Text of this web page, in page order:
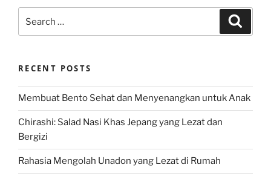
for:
RECENT POSTS
Membuat Bento Sehat dan Menyenangkan untuk Anak
Chirashi: Salad Nasi Khas Jepang yang Lezat dan
Bergizi
Rahasia Mengolah Unadon yang Lezat di Rumah